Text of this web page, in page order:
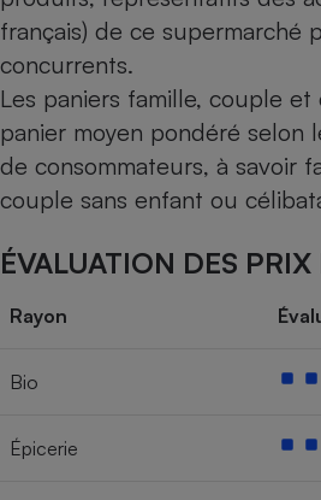
français) de ce supermarché
concurrents.
Les paniers famille, couple
panier moyen pondéré selon
de consommateurs, à savoir
couple sans enfant ou
ÉVALUATION DES PRIX
Rayon
Bio
Épicerie